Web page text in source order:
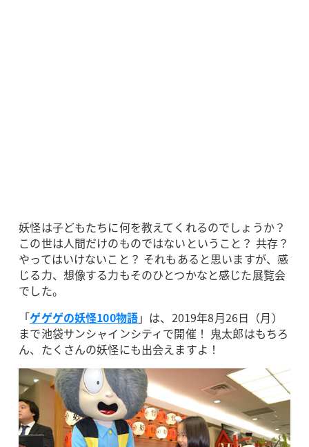
妖怪は子どもたちに何を教えてくれるのでしょうか？
この世は人間だけのものではないということ？ 共存？
やってはいけないこと？ それもあると思いますが、感
じる力、想像する力もそのひとつかなと感じた展覧会
でした。
「ゲゲゲの妖怪100物語」は、2019年8月26日（月）
まで池袋サンシャインシティで開催！ 鬼太郎はもちろ
ん、たくさんの妖怪にも出会えますよ！